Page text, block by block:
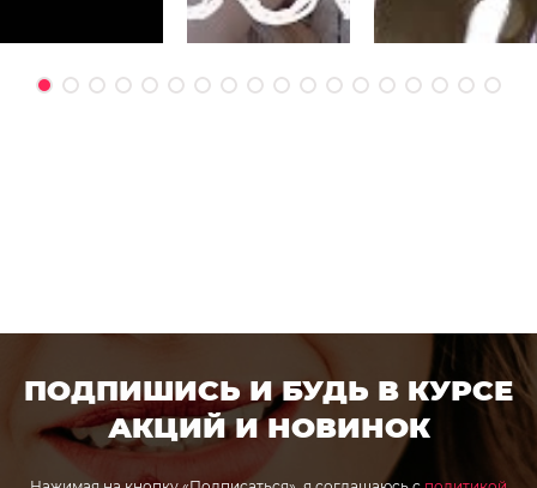
ПОДПИШИСЬ И БУДЬ В КУРСЕ
АКЦИЙ И НОВИНОК